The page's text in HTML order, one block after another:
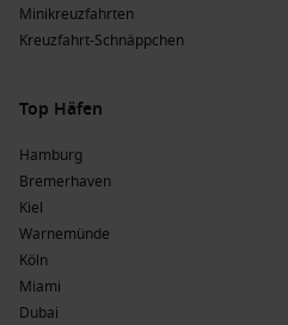
Minikreuzfahrten
Kreuzfahrt-Schnäppchen
Top Häfen
Hamburg
Bremerhaven
Kiel
Warnemünde
Köln
Miami
Dubai